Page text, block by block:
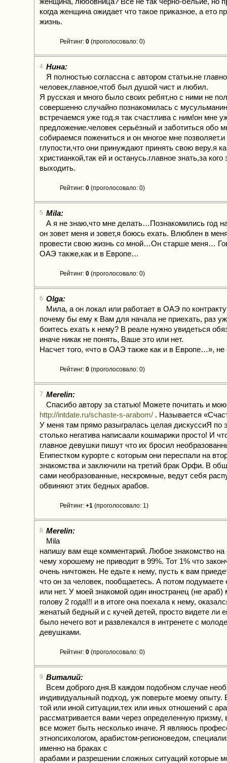
когда женщина ожидает что такое приказное, а ето
жизнь.
Рейтинг: 0 (проголосовало: 0)
4 Нина:
Я полностью соглассна с автором статьи.не
человек,главное,чтоб был душой чист и любил.
Я русская и много было своих ребят,но с ними не
совершенно случайно познакомилась с
встречаемся уже год.я так счастлива с ним!он мне
предложение.человек серьёзный и заботиться обо
собираемся пожениться и он многое мне позволяет.и
глупости,что они принуждают принять свою веру.я
христианкой,так ей и останусь.главное знать,за кого
выходить.
Рейтинг: 0 (проголосовало: 0)
5 Mila:
А я не знаю,что мне делать…Познакомились год
он зовет меня и зовет,я боюсь ехать. Влюблен в
провести свою жизнь со мной…Он старше меня…
ОАЭ также,как и в Европе…
Рейтинг: 0 (проголосовало: 0)
6 Olga:
Мила, а он локал или работает в ОАЭ по
почему бы ему к Вам для начала не приехать, раз
боитесь ехать к нему? В реале нужно увидеться
иначе никак не понять, Ваше это или нет.
Насчет того, «что в ОАЭ также как и в Европе…», не
Рейтинг: 0 (проголосовало: 0)
7 Merelin:
Спасибо автору за статью! Можете почитать и
http://intdate.ru/schaste-s-arabom/ . Называется
У меня там прямо разыгралась целая дискуссиЯ по
столько негатива написаали кошмарики просто! И
главное девушки пишут что их бросил
Египестком курорте с которым они переспали на
знакомства и заключили на третий брак Орфи. В
сами необразованные, нескромные, ведут себя
обвиняют этих бедных арабов.
Рейтинг: +1 (проголосовало: 1)
8 Merelin:
Mila
напишу вам еще комментарий. Любое знакомство на
чему хорошему не приводит в 99%. Тот 1% что
очень ничтожен. Не едьте к нему, пусть к вам
что он за человек, пообщаетесь. А потом подумаете
или нет. У моей знакомой один иностранец (не араб)
голову 2 года!!! и в итоге она поехала к нему,
женатый бедный и с кучей детей, просто видете ли
было нечего вот и развлекался в интренете с
девушками.
Рейтинг: 0 (проголосовало: 0)
9 Виталий:
Всем доброго дня.В каждом подобном случае
индивидуальный подход, уж поверьте моему опыту.
той или иной ситуации,тех или иных отношений с
рассматривается вами через определенную призму,
все может быть несколько иначе. Я являюсь
этнопсихологом, арабистом-регионоведом,
именно на браках с
арабами и разрешении сложных ситуаций которые